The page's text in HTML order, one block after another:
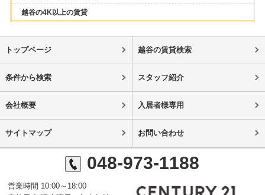
越谷の4K以上の賃貸
トップページ 越谷の賃貸検索
条件から検索 スタッフ紹介
会社概要 入居者様専用
サイトマップ お問い合わせ
048-973-1188
営業時間 10:00～18:00